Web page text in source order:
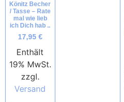
Könitz Becher
/ Tasse – Rate
mal wie lieb
ich Dich hab ..
17,95 €
Enthält
19% MwSt.
zzgl.
Versand